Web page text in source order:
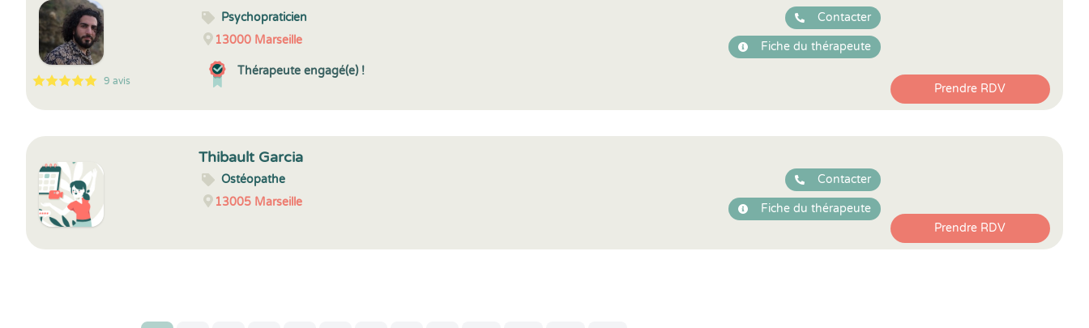
5
1
5
9 9 avis
Psychopraticien
13000 Marseille
Thérapeute engagé(e) !
Contacter
Fiche du thérapeute
Prendre RDV
Thibault Garcia
Ostéopathe
13005 Marseille
Contacter
Fiche du thérapeute
Prendre RDV